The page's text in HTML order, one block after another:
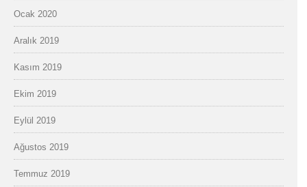
Ocak 2020
Aralık 2019
Kasım 2019
Ekim 2019
Eylül 2019
Ağustos 2019
Temmuz 2019